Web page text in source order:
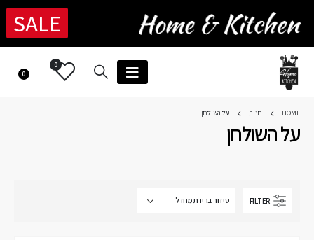
SALE
0
0
HOME חנות על השולחן
על השולחן
FILTER